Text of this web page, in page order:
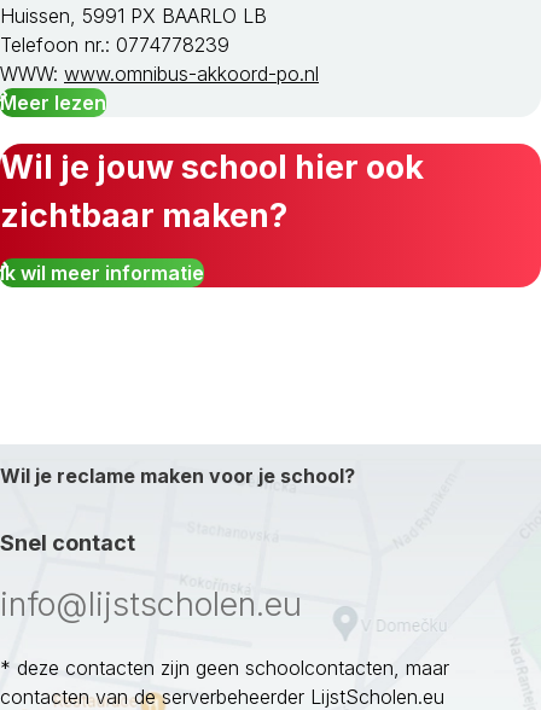
Huissen, 5991 PX BAARLO LB
Telefoon nr.: 0774778239
WWW: www.omnibus-akkoord-po.nl
Meer lezen
Wil je jouw school hier ook
zichtbaar maken?
Ik wil meer informatie
Wil je reclame maken voor je school?
Snel contact
info@lijstscholen.eu
* deze contacten zijn geen schoolcontacten, maar
contacten van de serverbeheerder LijstScholen.eu